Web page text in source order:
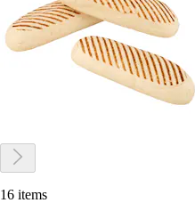
16 items